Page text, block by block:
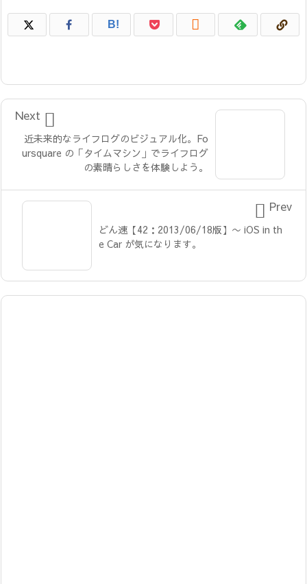
B! 
近未来的なライフログのビジュアル化。Fo
ursquare の「タイムマシン」でライフログ
の素晴らしさを体験しよう。

Next
どん速【42：2013/06/18版】〜 iOS in th
e Car が気になります。
 Prev